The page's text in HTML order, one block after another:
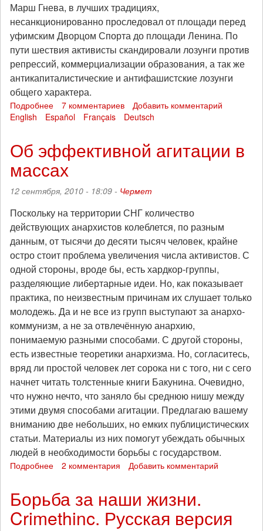
Марш Гнева, в лучших традициях,
несанкционированно проследовал от площади перед
уфимским Дворцом Спорта до площади Ленина. По
пути шествия активисты скандировали лозунги против
репрессий, коммерциализации образования, а так же
антикапиталистические и антифашистские лозунги
общего характера.
Подробнее
Марш
Уфе
7 комментариев
Добавить комментарий
English
Español Français Deutsch
Об эффективной агитации в
массах
12 сентября, 2010 - 18:09 - Чермет
Поскольку на территории СНГ количество
действующих анархистов колеблется, по разным
данным, от тысячи до десяти тысяч человек, крайне
остро стоит проблема увеличения числа активистов. С
одной стороны, вроде бы, есть хардкор-группы,
разделяющие либертарные идеи. Но, как показывает
практика, по неизвестным причинам их слушает только
молодежь. Да и не все из групп выступают за анархо-
коммунизм, а не за отвлечённую анархию,
понимаемую разными способами. С другой стороны,
есть известные теоретики анархизма. Но, согласитесь,
вряд ли простой человек лет сорока ни с того, ни с сего
начнет читать толстенные книги Бакунина. Очевидно,
что нужно нечто, что заняло бы среднюю нишу между
этими двумя способами агитации. Предлагаю вашему
вниманию две небольших, но емких публицистических
статьи. Материалы из них помогут убеждать обычных
людей в необходимости борьбы с государством.
Подробнее
агитации
массах
2 комментария Добавить комментарий
Борьба за наши жизни.
Crimethinc. Русская версия